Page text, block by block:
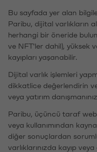
Bu sayfada yer alan
Paribu, dijital varlıkların
herhangi bir öneride
ve NFT'ler dahil), yüksek
kayıpları yaşanabilir.
Dijital varlık işlemleri
dikkatlice değerlendirin
veya yatırım
Paribu, üçüncü taraf
veya kullanımından
diğer sonuçlardan
varlıklarınızda kayıp